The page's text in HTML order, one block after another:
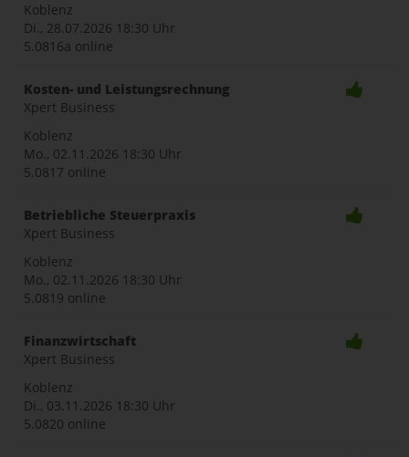
Koblenz
Di., 28.07.2026 18:30 Uhr
5.0816a online
Kosten- und Leistungsrechnung
Xpert Business
Koblenz
Mo., 02.11.2026 18:30 Uhr
5.0817 online
Betriebliche Steuerpraxis
Xpert Business
Koblenz
Mo., 02.11.2026 18:30 Uhr
5.0819 online
Finanzwirtschaft
Xpert Business
Koblenz
Di., 03.11.2026 18:30 Uhr
5.0820 online